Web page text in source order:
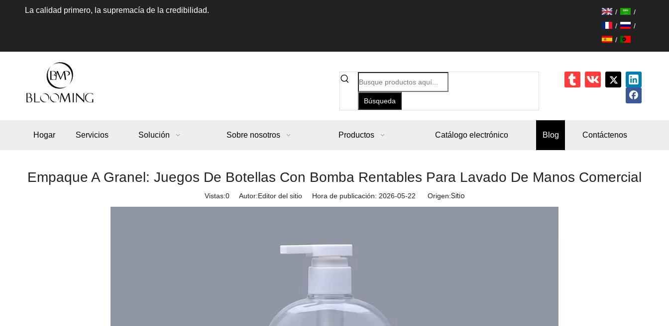
La calidad primero, la supremacía de la credibilidad. /
/
/
/
/
Búsqueda
Hogar Servicios Solución Sobre nosotros Productos Catálogo electrónico Blog Contáctenos
Empaque A Granel: Juegos De Botellas Con Bomba Rentables Para Lavado De Manos Comercial
Vistas:0Autor:Editor del sitio Hora de publicación: 2026-05-22 Origen:Sitio